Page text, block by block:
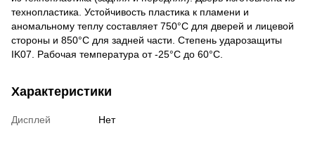
технопластика. Устойчивость пластика к пламени и
аномальному теплу составляет 750°C для дверей и лицевой
стороны и 850°C для задней части. Степень ударозащиты
IK07. Рабочая температура от -25°C до 60°C.
Характеристики
Дисплей Нет